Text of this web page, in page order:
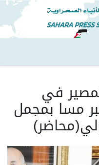
في
مسا بمجمل